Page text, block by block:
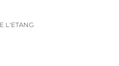
L'ETANG